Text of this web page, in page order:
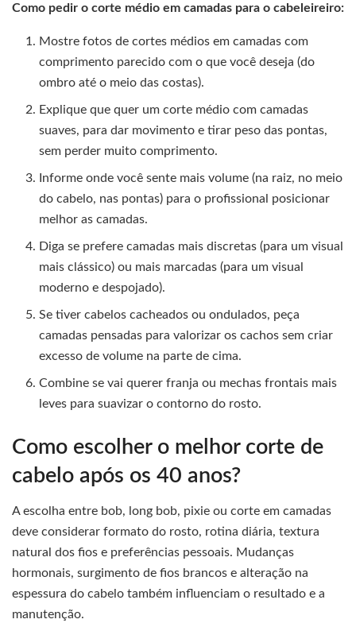
Como pedir o corte médio em camadas para o cabeleireiro:
Mostre fotos de cortes médios em camadas com
comprimento parecido com o que você deseja (do
ombro até o meio das costas).
Explique que quer um corte médio com camadas
suaves, para dar movimento e tirar peso das pontas,
sem perder muito comprimento.
Informe onde você sente mais volume (na raiz, no meio
do cabelo, nas pontas) para o profissional posicionar
melhor as camadas.
Diga se prefere camadas mais discretas (para um visual
mais clássico) ou mais marcadas (para um visual
moderno e despojado).
Se tiver cabelos cacheados ou ondulados, peça
camadas pensadas para valorizar os cachos sem criar
excesso de volume na parte de cima.
Combine se vai querer franja ou mechas frontais mais
leves para suavizar o contorno do rosto.
Como escolher o melhor corte de
cabelo após os 40 anos?
A escolha entre bob, long bob, pixie ou corte em camadas
deve considerar formato do rosto, rotina diária, textura
natural dos fios e preferências pessoais. Mudanças
hormonais, surgimento de fios brancos e alteração na
espessura do cabelo também influenciam o resultado e a
manutenção.